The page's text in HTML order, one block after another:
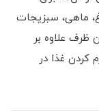
ماهی، سبزیجات
ظرف علاوه بر
کردن غذا در